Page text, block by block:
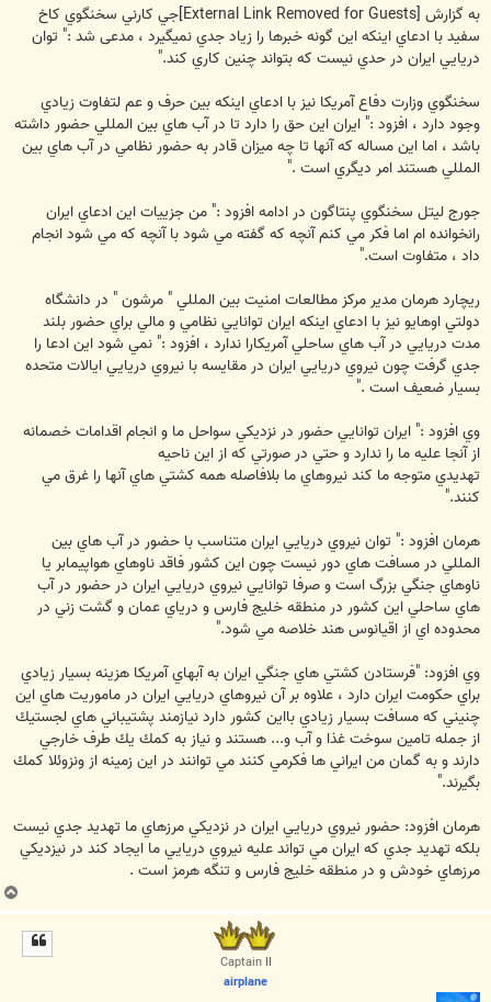
به گزارش
جي كارني سخنگوي كاخ
سفيد با ادعاي اينكه اين گونه خبرها را زياد جدي نميگيرد ، مدعی شد :‌" توان
دريايي ايران در حدي نيست كه بتواند چنين كاري كند."
سخنگوي وزارت دفاع آمريكا نيز با ادعاي اينكه بين حرف و عم لتفاوت زيادي
وجود دارد ، افزود :‌" ايران اين حق را دارد تا در آب هاي بين المللي حضور داشته
باشد ، اما اين مساله كه آنها تا چه ميزان قادر به حضور نظامي در آب هاي بين
المللي هستند امر ديگري است ."
جورج ليتل سخنگوي پنتاگون در ادامه افزود ‌:" من جزييات اين ادعاي ايران
رانخوانده ام اما فكر مي كنم آنچه كه گفته مي شود با آنچه كه مي شود انجام
داد ، متفاوت است."
ريچارد هرمان مدير مركز مطالعات امنيت بين المللي " مرشون " در دانشگاه
دولتي اوهايو نيز با ادعاي اينكه ايران توانايي نظامي و مالي براي حضور بلند
مدت دريايي در آب هاي ساحلي آمريكارا ندارد ، افزود :‌"‌ نمي شود اين ادعا را
جدي گرفت چون نيروي دريايي ايران در مقايسه با نيروي دريايي ايالات متحده
بسيار ضعيف است ."
وي افزود :‌" ايران توانايي حضور در نزديكي سواحل ما و انجام اقدامات خصمانه
از آنجا عليه ما را ندارد و حتي در صورتي كه از اين ناحيه
تهديدي متوجه ما كند نيروهاي ما بلافاصله همه كشتي هاي آنها را غرق مي
كنند."
هرمان افزود :‌" توان نيروي دريايي ايران متناسب با حضور در آب هاي بين
المللي در مسافت هاي دور نيست چون اين كشور فاقد ناوهاي هواپيمابر يا
ناوهاي جنگي بزرگ است و صرفا توانايي نيروي دريايي ايران در حضور در آب
هاي ساحلي اين كشور در منطقه خليج فارس و درياي عمان و گشت زني در
محدوده اي از اقيانوس هند خلاصه مي شود."
وي افزود: ‌"فرستادن كشتي هاي جنگي ايران به آبهاي آمريكا هزينه بسيار زيادي
براي حكومت ايران دارد ، علاوه بر آن نيروهاي دريايي ايران در ماموريت هاي اين
چنيني كه مسافت بسيار زيادي بااين كشور دارد نيازمند پشتيباني هاي لجستيك
از جمله تامين سوخت غذا و آب و... هستند و نياز به كمك يك طرف خارجي
دارند و به گمان من ايراني ها فكرمي كنند مي توانند در اين زمينه از ونزوئلا كمك
بگيرند."
هرمان افزود: حضور نيروي دريايي ايران در نزديكي مرزهاي ما تهديد جدي نيست
بلكه تهديد جدي كه ايران مي تواند عليه نيروي دريايي ما ايجاد كند در نيزديكي
مرزهاي خودش و در منطقه خليج فارس و تنگه هرمز است .
ب
ا
Captain II
airplane